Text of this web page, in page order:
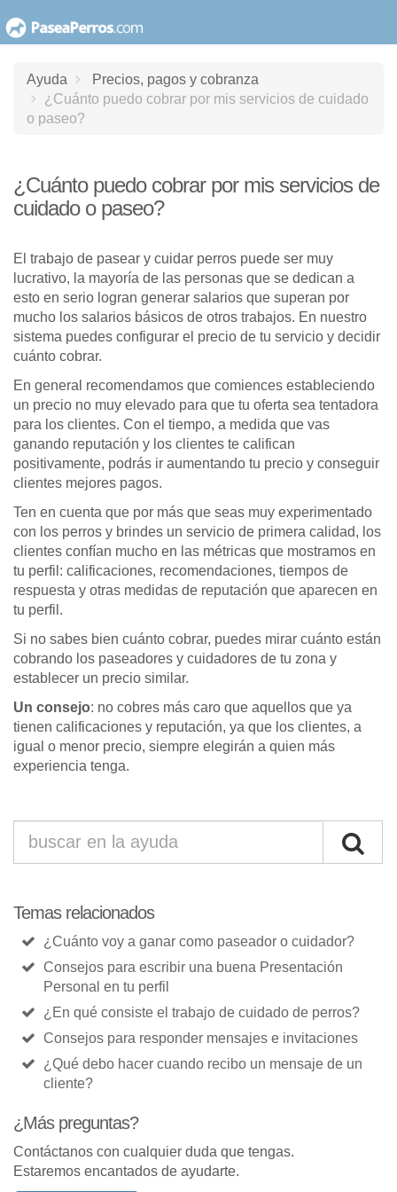
al
contenido
Ayuda
Precios, pagos y cobranza
¿Cuánto puedo cobrar por mis servicios de cuidado
o paseo?
¿Cuánto puedo cobrar por mis servicios de
cuidado o paseo?
El trabajo de pasear y cuidar perros puede ser muy
lucrativo, la mayoría de las personas que se dedican a
esto en serio logran generar salarios que superan por
mucho los salarios básicos de otros trabajos. En nuestro
sistema puedes configurar el precio de tu servicio y decidir
cuánto cobrar.
En general recomendamos que comiences estableciendo
un precio no muy elevado para que tu oferta sea tentadora
para los clientes. Con el tiempo, a medida que vas
ganando reputación y los clientes te califican
positivamente, podrás ir aumentando tu precio y conseguir
clientes mejores pagos.
Ten en cuenta que por más que seas muy experimentado
con los perros y brindes un servicio de primera calidad, los
clientes confían mucho en las métricas que mostramos en
tu perfil: calificaciones, recomendaciones, tiempos de
respuesta y otras medidas de reputación que aparecen en
tu perfil.
Si no sabes bien cuánto cobrar, puedes mirar cuánto están
cobrando los paseadores y cuidadores de tu zona y
establecer un precio similar.
Un consejo: no cobres más caro que aquellos que ya
tienen calificaciones y reputación, ya que los clientes, a
igual o menor precio, siempre elegirán a quien más
experiencia tenga.
Temas relacionados
¿Cuánto voy a ganar como paseador o cuidador?
Consejos para escribir una buena Presentación
Personal en tu perfil
¿En qué consiste el trabajo de cuidado de perros?
Consejos para responder mensajes e invitaciones
¿Qué debo hacer cuando recibo un mensaje de un
cliente?
¿Más preguntas?
Contáctanos con cualquier duda que tengas.
Estaremos encantados de ayudarte.